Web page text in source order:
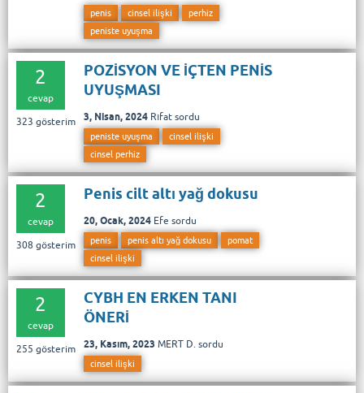
penis cinsel ilişki
perhiz
peniste uyuşma
2
cevap
323 gösterim
POZİSYON VE İÇTEN PENİS
UYUŞMASI
3, Nisan, 2024 Rıfat sordu
peniste uyuşma
cinsel ilişki
cinsel perhiz
2
cevap
308 gösterim
Penis cilt altı yağ dokusu
20, Ocak, 2024 Efe sordu
penis penis altı yağ dokusu
pomat
cinsel ilişki
2
cevap
255 gösterim
CYBH EN ERKEN TANI
ÖNERİ
23, Kasım, 2023 MERT D. sordu
cinsel ilişki